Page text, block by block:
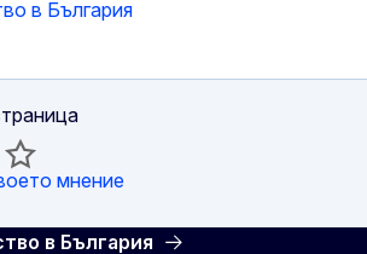
в България
мнение
в България